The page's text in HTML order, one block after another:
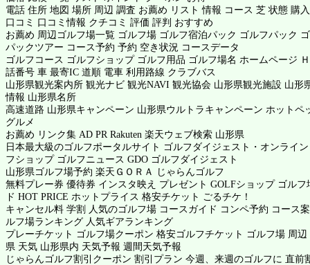
電話 住所 地図 場所 周辺 調査 お薦め リスト 情報 コース 芝 状態 購
口コミ 口コミ情報 クチコミ 評価 評判 おすすめ
お薦め 周辺ゴルフ場一覧 ゴルフ場 ゴルフ宿泊パック ゴルフパック
パックツアー コース予約 予約 空き状況 コースデータ
ゴルフコース ゴルフショップ ゴルフ用品 ゴルフ場名 ホームページ
話番号 車 最寄IC 道順 電車 利用路線 クラブバス
山形県観光案内所 観光ナビ 観光NAVI 観光協会 山形県観光施設 山形
情報 山形県名所
高速道路 山形県キャンペーン 山形県ウルトラキャンペーン ホットペ
グルメ
お薦め リンク集 AD PR Rakuten 楽天ウェブ検索 山形県
日本最大級のゴルフポータルサイト ゴルフダイジェスト・オンライ
フショップ ゴルフニュース GDO ゴルフダイジェスト
山形県ゴルフ場予約 楽天ＧＯＲＡ
じゃらんゴルフ
無料プレー券 優待券 インスタ映え プレゼント GOLFショップ ゴルフ
ド HOT PRICE ホットプライス 格安チケット ごるチケ！
キャンセル料 学割 人気のゴルフ場 コースガイド コンペ予約 コース
ルフ場ランキング 人気ギアランキング
プレーチケット ゴルフ場クーポン 格安ゴルフチケット ゴルフ場 周辺
県 天気 山形県内 天気予報 週間天気予報
じゃらんゴルフ割引クーポン 割引プラン 今週、来週のゴルフに 直前